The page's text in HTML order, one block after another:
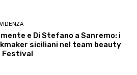
e Di Stefano a Sanremo: i
siciliani nel team beauty
Festival